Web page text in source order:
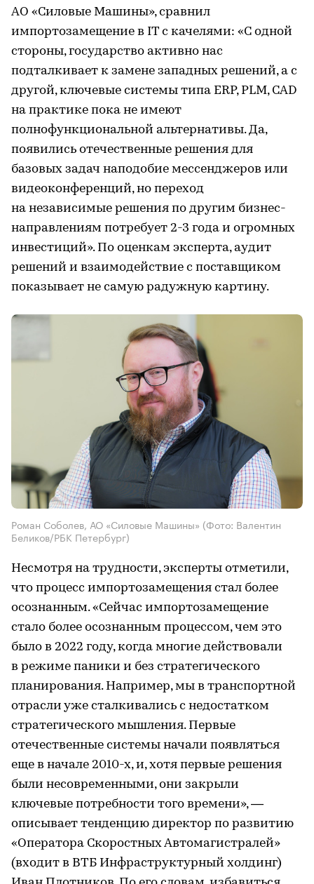
АО «Силовые Машины», сравнил
импортозамещение в IT с качелями: «С одной
стороны, государство активно нас
подталкивает к замене западных решений, а с
другой, ключевые системы типа ERP, PLM, CAD
на практике пока не имеют
полнофункциональной альтернативы. Да,
появились отечественные решения для
базовых задач наподобие мессенджеров или
видеоконференций, но переход
на независимые решения по другим бизнес-
направлениям потребует 2-3 года и огромных
инвестиций». По оценкам эксперта, аудит
решений и взаимодействие с поставщиком
показывает не самую радужную картину.
Роман Соболев, АО «Силовые Машины» (Фото: Валентин
Беликов/РБК Петербург)
Несмотря на трудности, эксперты отметили,
что процесс импортозамещения стал более
осознанным. «Сейчас импортозамещение
стало более осознанным процессом, чем это
было в 2022 году, когда многие действовали
в режиме паники и без стратегического
планирования. Например, мы в транспортной
отрасли уже сталкивались с недостатком
стратегического мышления. Первые
отечественные системы начали появляться
еще в начале 2010-х, и, хотя первые решения
были несовременными, они закрыли
ключевые потребности того времени», —
описывает тенденцию директор по развитию
«Оператора Скоростных Автомагистралей»
(входит в ВТБ Инфраструктурный холдинг)